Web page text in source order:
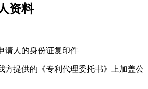
资料
请人的身份证复印件
方提供的《专利代理委托书》上加盖公